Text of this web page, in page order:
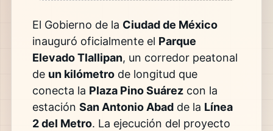
El Gobierno de la Ciudad de México
inauguró oficialmente el Parque
Elevado Tlallipan, un corredor peatonal
de un kilómetrode longitud que
conecta la Plaza Pino Suárezcon la
estación San Antonio Abadde la Línea
2 del Metro. La ejecución del proyecto